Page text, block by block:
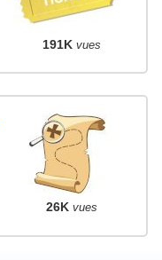
191K vues
26K vues